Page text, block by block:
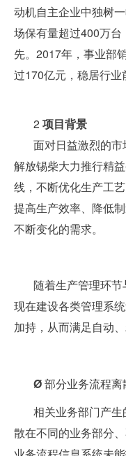
动机自主企业中独树
场保有量超过400万
先。2017年，事业部
过170亿元，稳居行业
2 项目背景
面对日益激烈的市
解放锡柴大力推行精
线，不断优化生产工
提高生产效率、降低
不断变化的需求。
随着生产管理环节
现在建设各类管理系
加持，从而满足自动
Ø部分业务流程
相关业务部门产生
散在不同的业务部分